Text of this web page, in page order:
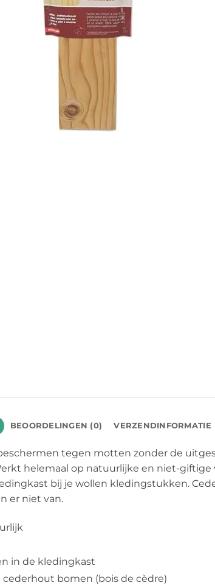
BEOORDELINGEN (0) VERZENDINFORMATIE
tegen motten zonder de
helemaal op natuurlijke en niet-
bij je wollen kledingstukken.
er niet van.
in de kledingkast
cederhout bomen (bois de cèdre)